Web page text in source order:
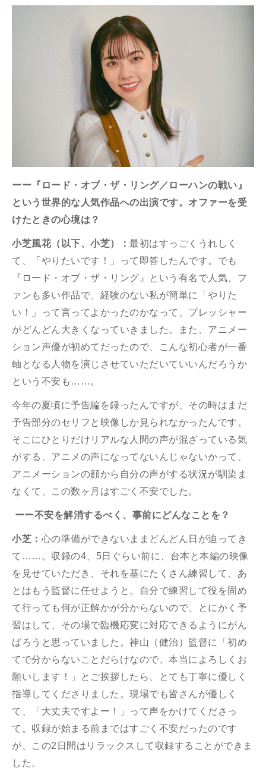
ーー『ロード・オブ・ザ・リング／ローハンの戦い』
という世界的な人気作品への出演です。オファーを受
けたときの心境は？
小芝風花（以下、小芝）： 最初はすっごくうれしく
て、「やりたいです！」って即答したんです。でも
『ロード・オブ・ザ・リング』という有名で人気、フ
ァンも多い作品で、経験のない私が簡単に「やりた
い！」って言ってよかったのかなって、プレッシャー
がどんどん大きくなっていきました。また、アニメー
ション声優が初めてだったので、こんな初心者が一番
軸となる人物を演じさせていただいていいんだろうか
という不安も……。
今年の夏頃に予告編を録ったんですが、その時はまだ
予告部分のセリフと映像しか見られなかったんです。
そこにひとりだけリアルな人間の声が混ざっている気
がする、アニメの声になってないんじゃないかって、
アニメーションの顔から自分の声がする状況が馴染ま
なくて、この数ヶ月はすごく不安でした。
ーー不安を解消するべく、事前にどんなことを？
小芝： 心の準備ができないままどんどん日が迫ってき
て……。収録の4 5日ぐらい前に、台本と本編の映像
を見せていただき、それを基にたくさん練習して、あ
とはもう監督に任せようと。自分で練習して役を固め
て行っても何が正解かが分からないので、とにかく予
習はして、その場で臨機応変に対応できるようにがん
ばろうと思っていました。神山（健治）監督に「初め
てで分からないことだらけなので、本当によろしくお
願いします！」とご挨拶したら、とても丁寧に優しく
指導してくださりました。現場でも皆さんが優しく
て、「大丈夫ですよー！」って声をかけてくださっ
て。収録が始まる前まではすごく不安だったのです
が、この2日間はリラックスして収録することができま
した。